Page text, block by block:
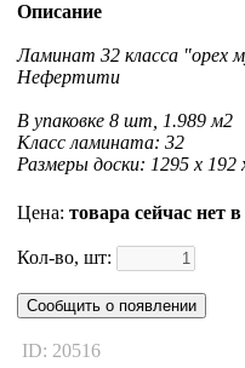
Описание
Ламинат 32 класса "орех
Нефертити
В упаковке 8 шт, 1.989 м2
Класс ламината: 32
Размеры доски: 1295 x 192
Цена: товара сейчас нет
Кол-во, шт:
Сообщить о появлении
ID: 20516